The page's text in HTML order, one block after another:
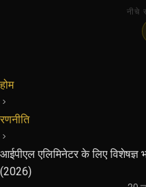
नीचे
होम
रणनीति
आईपीएल एलिमिनेटर के लिए विशेषज्ञ
(2026)